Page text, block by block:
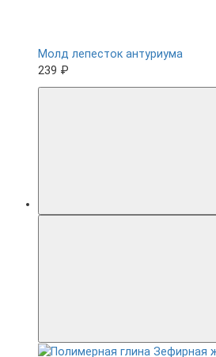
Молд лепесток антуриума
239 ₽